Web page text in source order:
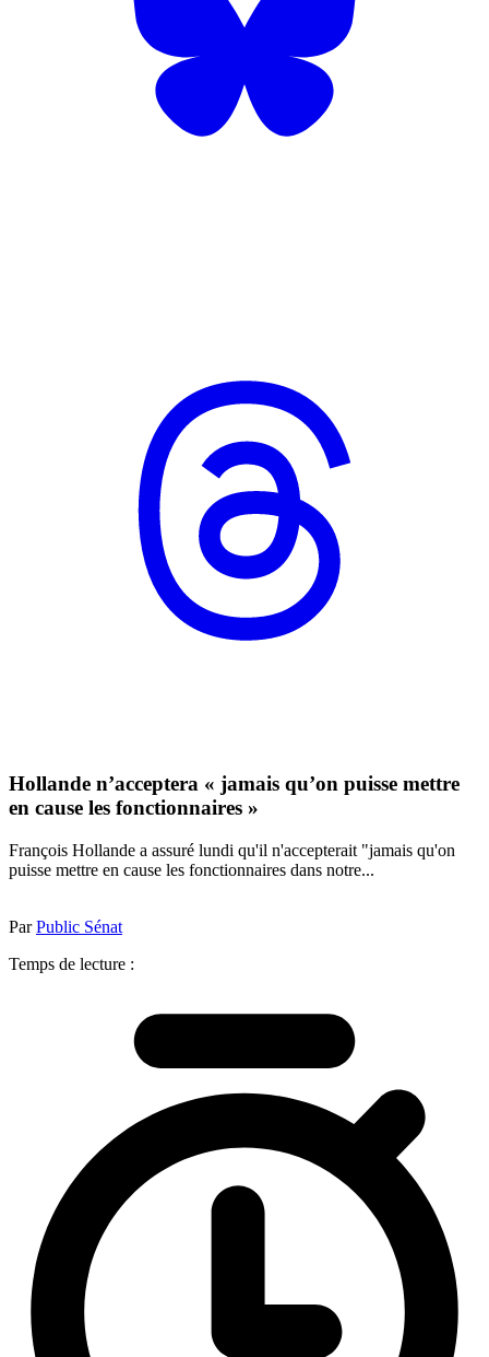
Hollande n’acceptera « jamais qu’on puisse mettre
en cause les fonctionnaires »
François Hollande a assuré lundi qu'il n'accepterait "jamais qu'on
puisse mettre en cause les fonctionnaires dans notre...
ParPublic Sénat
Temps de lecture :